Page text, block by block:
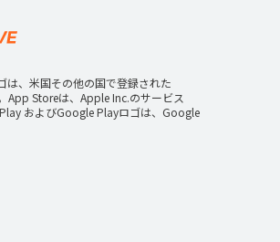
は、米国その他の国で登録された
App Storeは、Apple Inc.のサービス
およびGoogle Playロゴは、Google